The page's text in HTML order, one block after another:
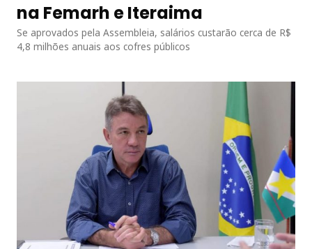
na Femarh e Iteraima
Se aprovados pela Assembleia, salários custarão cerca de R$
4,8 milhões anuais aos cofres públicos